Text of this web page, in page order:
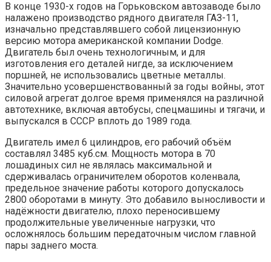
В конце 1930-х годов на Горьковском автозаводе было
налажено производство рядного двигателя ГАЗ-11,
изначально представлявшего собой лицензионную
версию мотора американской компании Dodge.
Двигатель был очень технологичным, и для
изготовления его деталей нигде, за исключением
поршней, не использовались цветные металлы.
Значительно усовершенствованный за годы войны, этот
силовой агрегат долгое время применялся на различной
автотехнике, включая автобусы, спецмашины и тягачи, и
выпускался в СССР вплоть до 1989 года.
Двигатель имел 6 цилиндров, его рабочий объём
составлял 3485 куб.см. Мощность мотора в 70
лошадиных сил не являлась максимальной и
сдерживалась ограничителем оборотов коленвала,
предельное значение работы которого допускалось
2800 оборотами в минуту. Это добавило выносливости и
надёжности двигателю, плохо переносившему
продолжительные увеличенные нагрузки, что
осложнялось большим передаточным числом главной
пары заднего моста.